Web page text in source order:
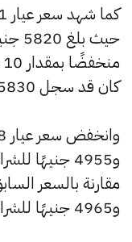
كان قد سجل 5830 جنيهًا للبيع و 5790 جنيهًا للشراء.
و4965 جنيهًا للشراء.